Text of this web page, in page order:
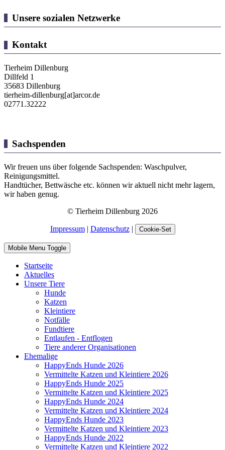
Unsere sozialen Netzwerke
Kontakt
Tierheim Dillenburg
Dillfeld 1
35683 Dillenburg
tierheim-dillenburg[at]arcor.de
02771.32222
Sachspenden
Wir freuen uns über folgende Sachspenden: Waschpulver,
Reinigungsmittel.
Handtücher, Bettwäsche etc. können wir aktuell nicht mehr lagern,
wir haben genug.
© Tierheim Dillenburg 2026
Impressum| Datenschutz| Cookie-Set
Mobile Menu Toggle
Startseite
Aktuelles
Unsere Tiere
Hunde
Katzen
Kleintiere
Notfälle
Fundtiere
Entlaufen - Entflogen
Tiere anderer Organisationen
Ehemalige
HappyEnds Hunde 2026
Vermittelte Katzen und Kleintiere 2026
HappyEnds Hunde 2025
Vermittelte Katzen und Kleintiere 2025
HappyEnds Hunde 2024
Vermittelte Katzen und Kleintiere 2024
HappyEnds Hunde 2023
Vermittelte Katzen und Kleintiere 2023
HappyEnds Hunde 2022
Vermittelte Katzen und Kleintiere 2022